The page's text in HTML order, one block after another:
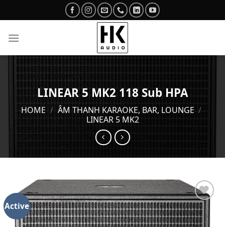
to
LINEAR 5 MK2 118 Sub HPA
HOME / ÂM THANH KARAOKE, BAR, LOUNGE /
LINEAR 5 MK2
Active
Add to
wishlist